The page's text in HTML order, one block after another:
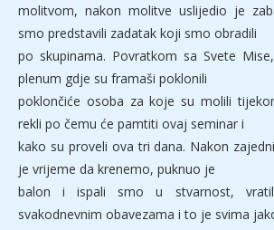
molitvom, nakon molitve uslijedio je
smo predstavili zadatak koji smo obradili
po skupinama. Povratkom sa Svete
plenum gdje su framaši poklonili
poklončiće osoba za koje su molili
rekli po čemu će pamtiti ovaj seminar i
kako su proveli ova tri dana. Nakon
je vrijeme da krenemo, puknuo je
balon i ispali smo u stvarnost,
svakodnevnim obavezama i to je svima